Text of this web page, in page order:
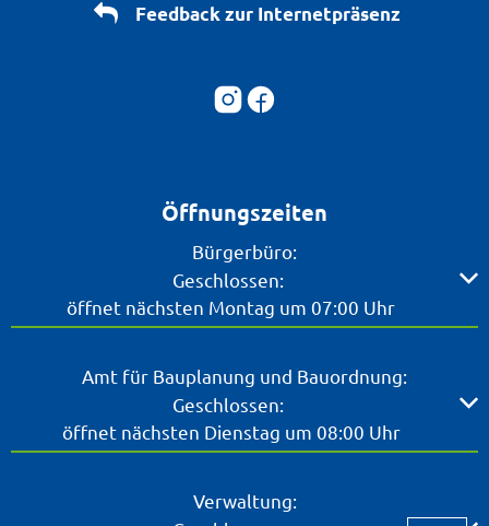
Feedback zur Internetpräsenz
Öffnungszeiten
Bürgerbüro:
Klicken, um weitere Öffnungs- oder Schließzeiten
Geschlossen:
öffnet nächsten Montag um 07:00 Uhr
Amt für Bauplanung und Bauordnung:
Klicken, um weitere Öffnungs- oder Schließzeiten
Geschlossen:
öffnet nächsten Dienstag um 08:00 Uhr
Verwaltung: